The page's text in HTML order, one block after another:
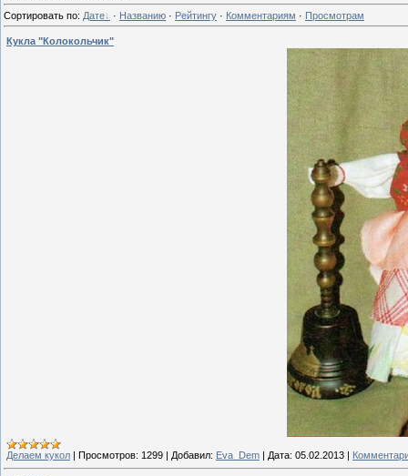
Сортировать по: Дате · Названию · Рейтингу · Комментариям · Просмотрам
Кукла "Колокольчик"
Делаем кукол | Просмотров: 1299 | Добавил: Eva_Dem | Дата: 05.02.2013 |